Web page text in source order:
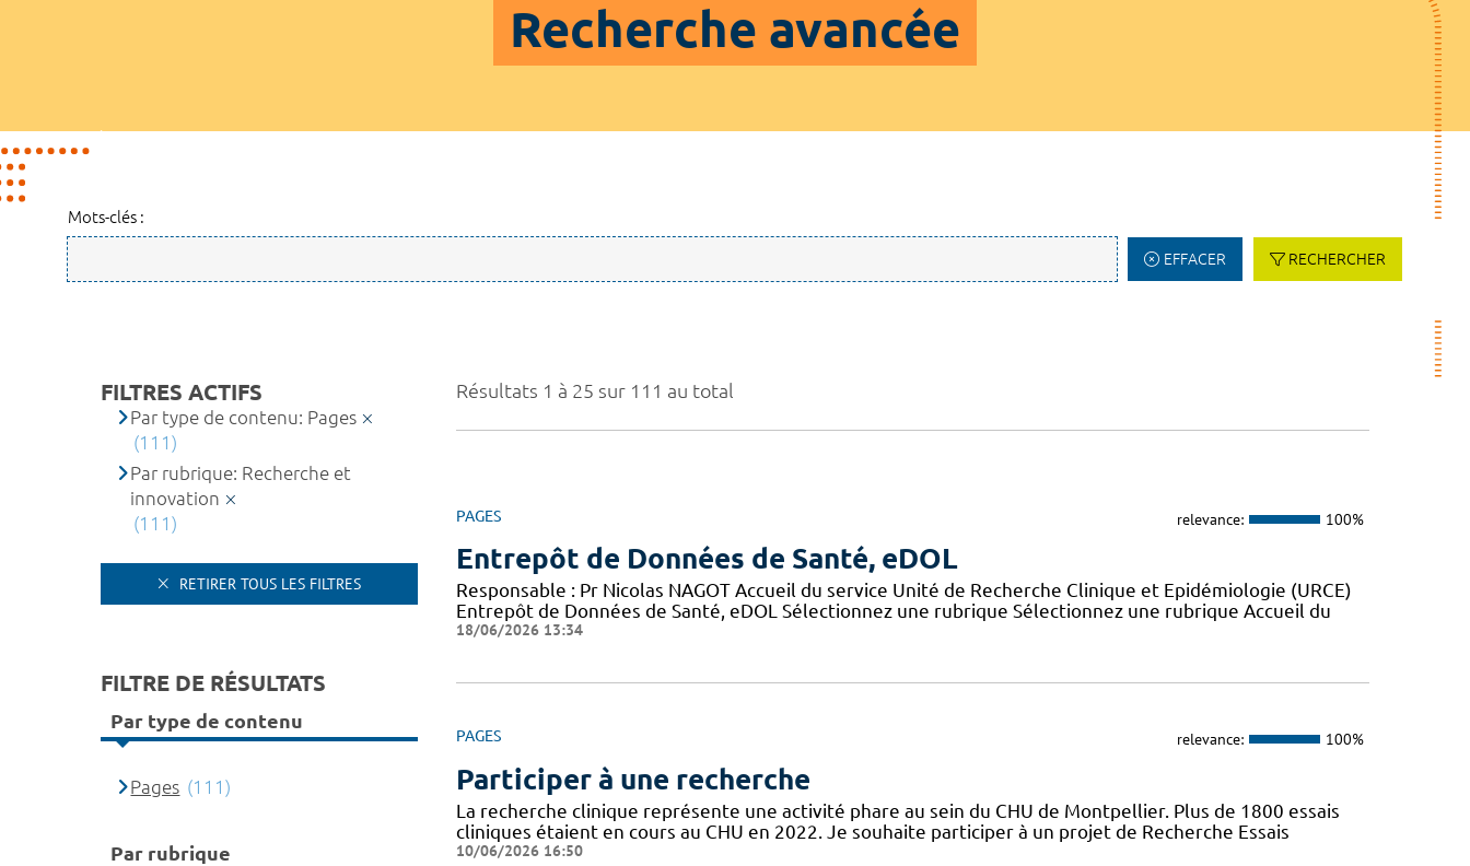
Recherche avancée
Mots-clés :
EFFACER RECHERCHER
Résultats 1 à 25 sur 111 au total
PAGES relevance: 100%
Entrepôt de Données de Santé, eDOL
Responsable : Pr Nicolas NAGOT Accueil du service Unité de Recherche Clinique et Epidémiologie (URCE)
Entrepôt de Données de Santé, eDOL Sélectionnez une rubrique Sélectionnez une rubrique Accueil du
18/06/2026 13:34
PAGES relevance: 100%
Participer à une recherche
La recherche clinique représente une activité phare au sein du CHU de Montpellier. Plus de 1800 essais
cliniques étaient en cours au CHU en 2022. Je souhaite participer à un projet de Recherche Essais
10/06/2026 16:50
FILTRES ACTIFS
Par type de contenu: Pages
(111)
Par rubrique: Recherche et
innovation
(111)
RETIRER TOUS LES FILTRES
FILTRE DE RÉSULTATS
Par type de contenu
Pages (111)
Par rubrique